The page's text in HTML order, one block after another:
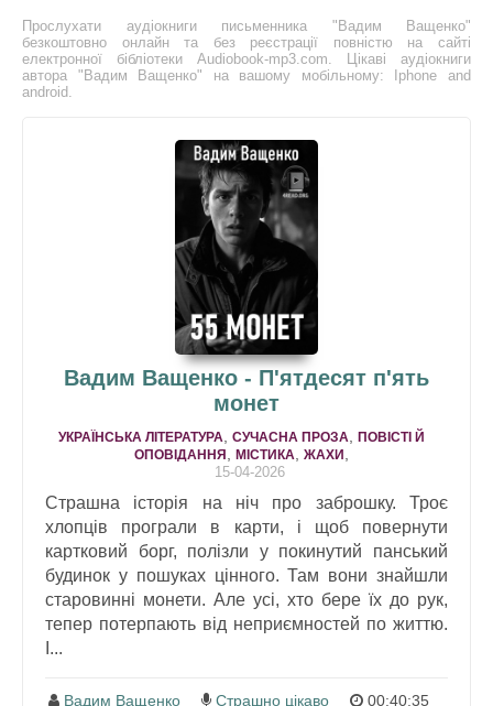
Прослухати аудіокниги письменника "Вадим Ващенко"
безкоштовно онлайн та без реєстрації повністю на сайті
електронної бібліотеки Audiobook-mp3.com. Цікаві аудіокниги
автора "Вадим Ващенко" на вашому мобільному: Iphone and
android.
Вадим Ващенко - П'ятдесят п'ять
монет
УКРАЇНСЬКА ЛІТЕРАТУРА СУЧАСНА ПРОЗА
ПОВІСТІ Й
ОПОВІДАННЯ
МІСТИКА ЖАХИ
15-04-2026
Страшна історія на ніч про заброшку. Троє
хлопців програли в карти, і щоб повернути
картковий борг, полізли у покинутий панський
будинок у пошуках цінного. Там вони знайшли
старовинні монети. Але усі, хто бере їх до рук,
тепер потерпають від неприємностей по життю.
І...
Вадим Ващенко Страшно цікаво 00:40:35